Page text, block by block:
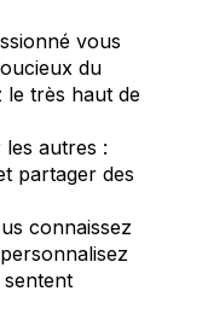
vous
du
le très haut de
autres :
partager des
connaissez
sentent